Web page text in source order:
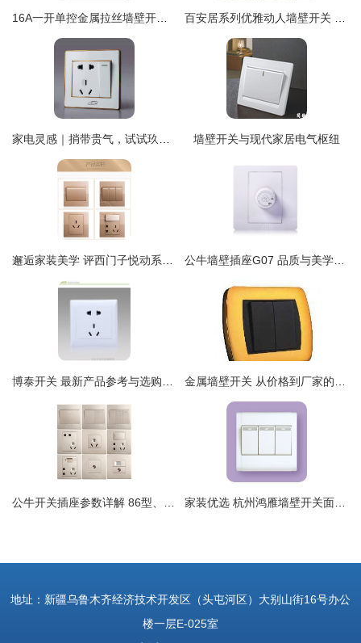
墙壁开关与现代家居电气枢纽
地址：新疆乌鲁木齐经济技术开发区（头屯河区）大别山街16号办公
楼一层E-025室